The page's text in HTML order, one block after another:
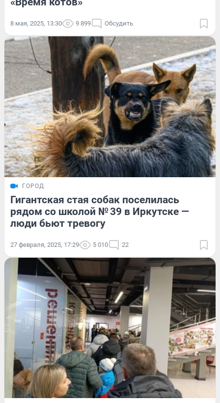
8 мая, 2025, 13:30 9 899 Обсудить
ГОРОД
Гигантская стая собак поселилась
рядом со школой № 39 в Иркутске —
люди бьют тревогу
27 февраля, 2025, 17:29 5 010 22